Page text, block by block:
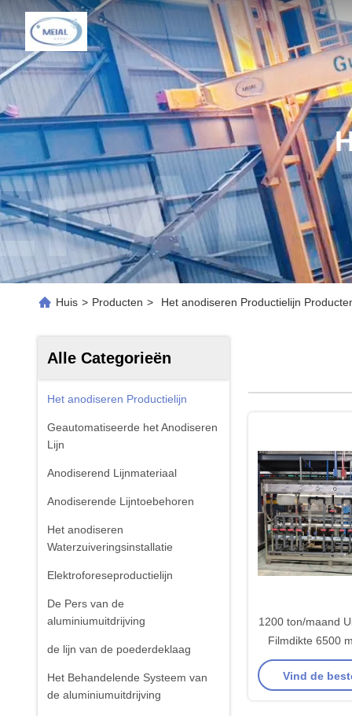
Huis > Producten > Het anodiseren Productielijn
Alle Categorieën
Het anodiseren Productielijn
Geautomatiseerde het Anodiseren
Lijn
Anodiserend Lijnmateriaal
Anodiserende Lijntoebehoren
Het anodiseren
Waterzuiveringsinstallatie
Elektroforeseproductielijn
De Pers van de
aluminiumuitdrijving
de lijn van de poederdeklaag
Het Behandelende Systeem van
de aluminiumuitdrijving
1200 ton/maand
Filmdikte 6500
profiellengte
Vind de